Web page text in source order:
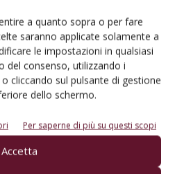
a quanto sopra o per fare
saranno applicate solamente a
le impostazioni in qualsiasi
consenso, utilizzando i
cliccando sul pulsante di gestione
dello schermo.
Per saperne di più su questi scopi
Accetta
Cerca adesso
risponde
e Vita agli agricoltori
Cerca adesso